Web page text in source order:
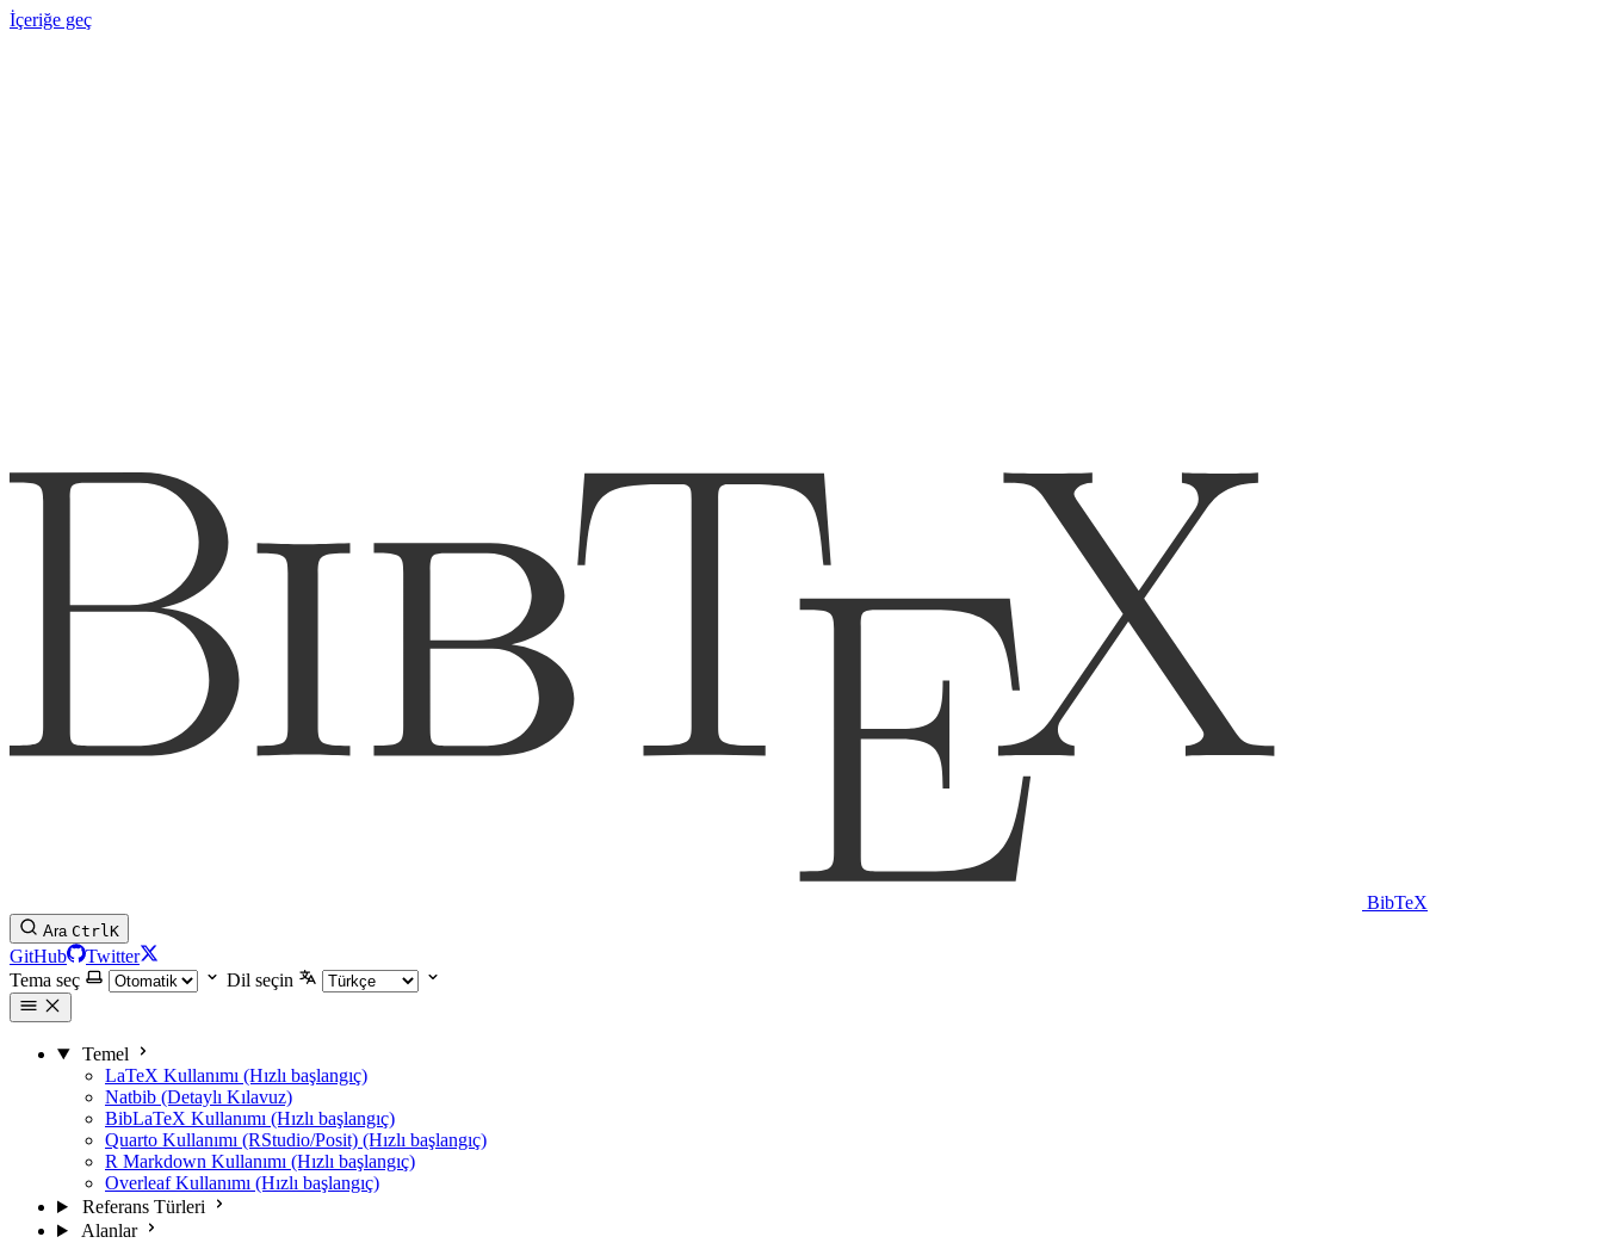
İçeriğe geç
BibTeX
Ara CtrlK
GitHub
Twitter
Tema seç
Dil seçin
Temel
LaTeX Kullanımı (Hızlı başlangıç)
Natbib (Detaylı Kılavuz)
BibLaTeX Kullanımı (Hızlı başlangıç)
Quarto Kullanımı (RStudio/Posit) (Hızlı başlangıç)
R Markdown Kullanımı (Hızlı başlangıç)
Overleaf Kullanımı (Hızlı başlangıç)
Referans Türleri
Alanlar